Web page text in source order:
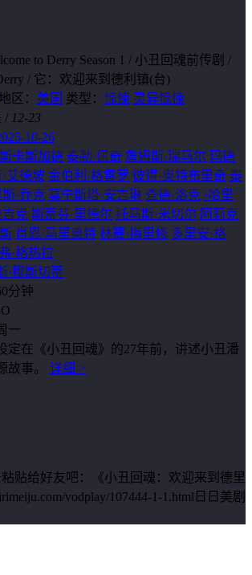
to Derry Season 1 / 小丑回魂前传剧 /
/ 它：欢迎来到德利镇(台)
地区： 美国 类型： 惊悚 灵异惊悚
/ 12-23
10-26
斯卡斯加德 泰勒·佩奇 詹姆斯·瑞马尔 玛德
艾德坡 金伯利·格雷罗 彼得·奥特布里奇 泰
·乔克 莫宁斯塔·安吉琳 查德·洛克 ·哈里
吉克 斯蒂芬·里德尔 托马斯·米切尔 阿莉克
肖恩·马里奥特 林赛·梅里修 多里安·格
·格热拉
·穆斯切蒂
分钟
一
定在《小丑回魂》的27年前，讲述小丑潘
故事。 详细 >
贴给好友吧：
《小丑回魂：欢迎来到德里
vodplay/107444-1-1.html日日美剧